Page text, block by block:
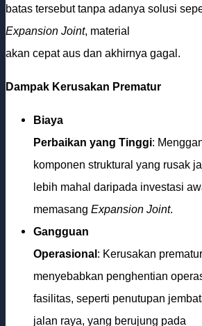
batas tersebut tanpa adanya solusi
Expansion Joint, material
akan cepat aus dan akhirnya gagal.
Dampak Kerusakan Prematur
Biaya
Perbaikan yang Tinggi:
komponen struktural yang rusak
lebih mahal daripada investasi
memasang Expansion Joint.
Gangguan
Operasional : Kerusakan
menyebabkan penghentian
fasilitas, seperti penutupan
jalan raya, yang berujung pada